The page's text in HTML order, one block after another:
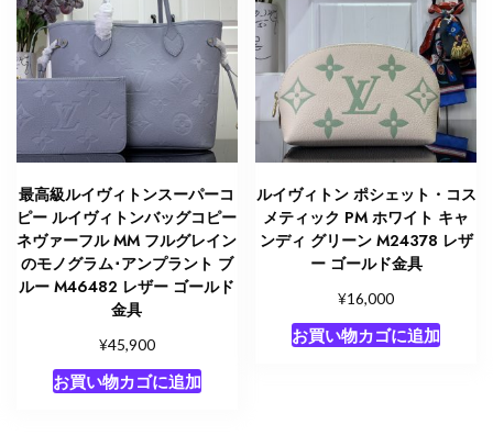
最高級ルイヴィトンスーパーコ
ピー ルイヴィトンバッグコピー
ネヴァーフル MM フルグレイン
のモノグラム･アンプラント ブ
ルー M46482 レザー ゴールド
金具
¥45,900
お買い物カゴに追加
ルイヴィトン ポシェット・コス
メティック PM ホワイト キャ
ンディ グリーン M24378 レザ
ー ゴールド金具
¥16,000
お買い物カゴに追加